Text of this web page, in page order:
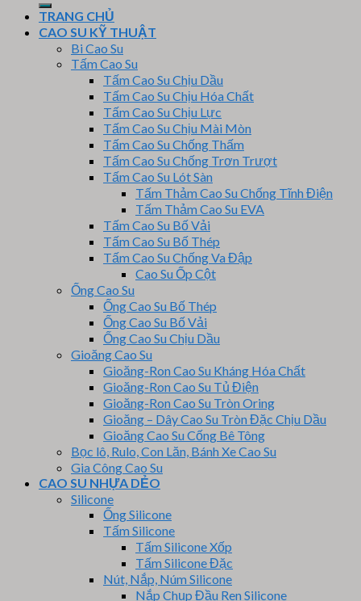
TRANG CHỦ
CAO SU KỸ THUẬT
Bi Cao Su
Tấm Cao Su
Tấm Cao Su Chịu Dầu
Tấm Cao Su Chịu Hóa Chất
Tấm Cao Su Chịu Lực
Tấm Cao Su Chịu Mài Mòn
Tấm Cao Su Chống Thấm
Tấm Cao Su Chống Trơn Trượt
Tấm Cao Su Lót Sàn
Tấm Thảm Cao Su Chống Tĩnh Điện
Tấm Thảm Cao Su EVA
Tấm Cao Su Bố Vải
Tấm Cao Su Bố Thép
Tấm Cao Su Chống Va Đập
Cao Su Ốp Cột
Ống Cao Su
Ống Cao Su Bố Thép
Ống Cao Su Bố Vải
Ống Cao Su Chịu Dầu
Gioăng Cao Su
Gioăng-Ron Cao Su Kháng Hóa Chất
Gioăng-Ron Cao Su Tủ Điện
Gioăng-Ron Cao Su Tròn Oring
Gioăng – Dây Cao Su Tròn Đặc Chịu Dầu
Gioăng Cao Su Cống Bê Tông
Bọc lô, Rulo, Con Lăn, Bánh Xe Cao Su
Gia Công Cao Su
CAO SU NHỰA DẺO
Silicone
Ống Silicone
Tấm Silicone
Tấm Silicone Xốp
Tấm Silicone Đặc
Nút, Nắp, Núm Silicone
Nắp Chụp Đầu Ren Silicone